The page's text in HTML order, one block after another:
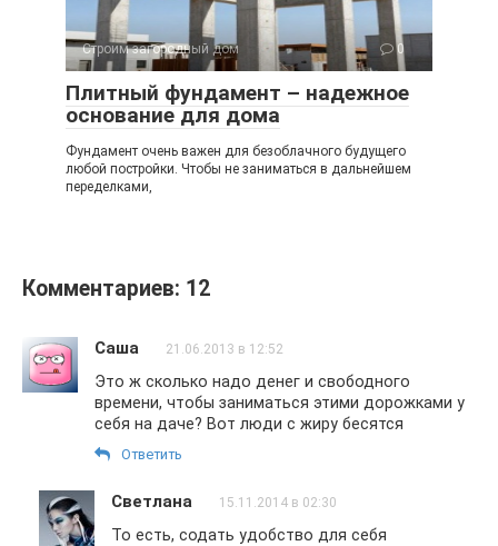
Строим загородный дом 0
Плитный фундамент – надежное
основание для дома
Фундамент очень важен для безоблачного будущего
любой постройки. Чтобы не заниматься в дальнейшем
переделками,
Комментариев: 12
Саша 21.06.2013 в 12:52
Это ж сколько надо денег и свободного
времени, чтобы заниматься этими дорожками у
себя на даче? Вот люди с жиру бесятся
Ответить
Светлана 15.11.2014 в 02:30
То есть, содать удобство для себя